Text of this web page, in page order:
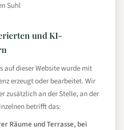
Suhl
und KI-
auf dieser Website wurde mit
erzeugt oder bearbeitet. Wir
zusätzlich an der Stelle, an der
betrifft das:
Räume und Terrasse, bei